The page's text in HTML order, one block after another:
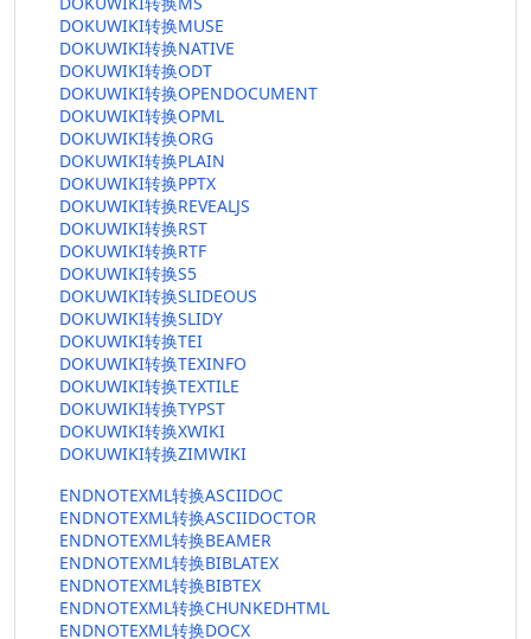
DOKUWIKI转换MUSE
DOKUWIKI转换NATIVE
DOKUWIKI转换ODT
DOKUWIKI转换OPENDOCUMENT
DOKUWIKI转换OPML
DOKUWIKI转换ORG
DOKUWIKI转换PLAIN
DOKUWIKI转换PPTX
DOKUWIKI转换REVEALJS
DOKUWIKI转换RST
DOKUWIKI转换RTF
DOKUWIKI转换S5
DOKUWIKI转换SLIDEOUS
DOKUWIKI转换SLIDY
DOKUWIKI转换TEI
DOKUWIKI转换TEXINFO
DOKUWIKI转换TEXTILE
DOKUWIKI转换TYPST
DOKUWIKI转换XWIKI
DOKUWIKI转换ZIMWIKI
ENDNOTEXML转换ASCIIDOC
ENDNOTEXML转换ASCIIDOCTOR
ENDNOTEXML转换BEAMER
ENDNOTEXML转换BIBLATEX
ENDNOTEXML转换BIBTEX
ENDNOTEXML转换CHUNKEDHTML
ENDNOTEXML转换DOCX